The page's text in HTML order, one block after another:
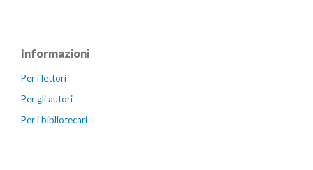
Informazioni
Per i lettori
Per gli autori
Per i bibliotecari